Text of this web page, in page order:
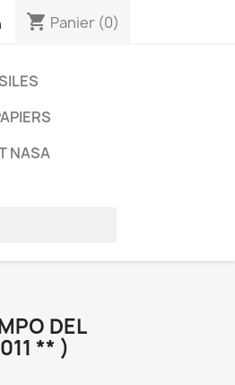
shopping_cart Panier (0)
NASA
DEL
** )